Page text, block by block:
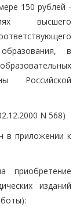
150 рублей -
высшего
в
Российской
N 568)
в приложении к
приобретение
изданий